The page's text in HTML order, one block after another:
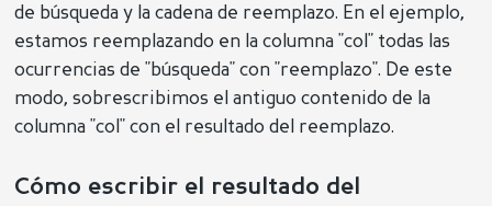
de búsqueda y la cadena de reemplazo. En el ejemplo,
estamos reemplazando en la columna "col" todas las
ocurrencias de "búsqueda" con "reemplazo". De este
modo, sobrescribimos el antiguo contenido de la
columna "col" con el resultado del reemplazo.
Cómo escribir el resultado del